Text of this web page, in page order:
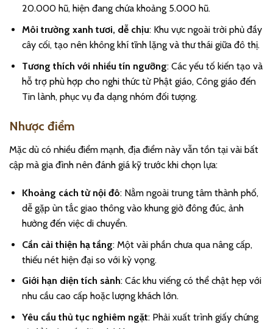
20.000 hũ, hiện đang chứa khoảng 5.000 hũ.
Môi trường xanh tươi, dễ chịu: Khu vực ngoài trời phủ đầy
cây cối, tạo nên không khí tĩnh lặng và thư thái giữa đô thị.
Tương thích với nhiều tín ngưỡng: Các yếu tố kiến tạo và
hỗ trợ phù hợp cho nghi thức từ Phật giáo, Công giáo đến
Tin lành, phục vụ đa dạng nhóm đối tượng.
Nhược điểm
Mặc dù có nhiều điểm mạnh, địa điểm này vẫn tồn tại vài bất
cập mà gia đình nên đánh giá kỹ trước khi chọn lựa:
Khoảng cách từ nội đô: Nằm ngoài trung tâm thành phố,
dễ gặp ùn tắc giao thông vào khung giờ đông đúc, ảnh
hưởng đến việc di chuyển.
Cần cải thiện hạ tầng: Một vài phần chưa qua nâng cấp,
thiếu nét hiện đại so với kỳ vọng.
Giới hạn diện tích sảnh: Các khu viếng có thể chật hẹp với
nhu cầu cao cấp hoặc lượng khách lớn.
Yêu cầu thủ tục nghiêm ngặt: Phải xuất trình giấy chứng